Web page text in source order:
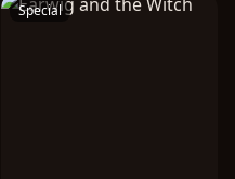
Special